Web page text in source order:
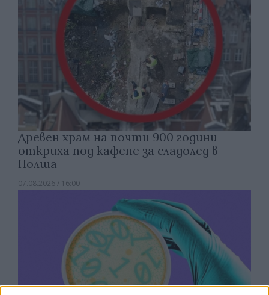
Древен храм на почти 900 години
откриха под кафене за сладолед в
Полша
07.08.2026 / 16:00